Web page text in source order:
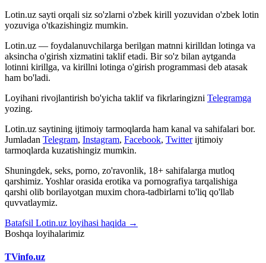
Lotin.uz sayti orqali siz so'zlarni o'zbek kirill yozuvidan o'zbek lotin
yozuviga o'tkazishingiz mumkin.
Lotin.uz — foydalanuvchilarga berilgan matnni kirilldan lotinga va
aksincha o'girish xizmatini taklif etadi. Bir so'z bilan aytganda
lotinni kirillga, va kirillni lotinga o'girish programmasi deb atasak
ham bo'ladi.
Loyihani rivojlantirish bo'yicha taklif va fikrlaringizni Telegramga
yozing.
Lotin.uz saytining ijtimoiy tarmoqlarda ham kanal va sahifalari bor.
Jumladan Telegram, Instagram, Facebook, Twitter ijtimoiy
tarmoqlarda kuzatishingiz mumkin.
Shuningdek, seks, porno, zo'ravonlik, 18+ sahifalarga mutloq
qarshimiz. Yoshlar orasida erotika va pornografiya tarqalishiga
qarshi olib borilayotgan muxim chora-tadbirlarni to'liq qo'llab
quvvatlaymiz.
Batafsil Lotin.uz loyihasi haqida →
Boshqa loyihalarimiz
TVinfo.uz